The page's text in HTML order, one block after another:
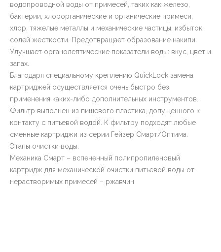
водопроводной воды от примесей, таких как железо,
бактерии, хлорорганические и органические примеси,
хлор, тяжелые металлы и механические частицы, избыток
солей жесткости. Предотвращает образование накипи.
Улучшает органолептические показатели воды: вкус, цвет и
запах.
Благодаря специальному креплению QuickLock замена
картриджей осуществляется очень быстро без
применения каких-либо дополнительных инструментов.
Фильтр выполнен из пищевого пластика, допущенного к
контакту с питьевой водой. К фильтру подходят любые
сменные картриджи из серии Гейзер Смарт/Оптима.
Этапы очистки воды:
Механика Смарт – вспененный полипропиленовый
картридж для механической очистки питьевой воды от
нерастворимых примесей – ржавчин